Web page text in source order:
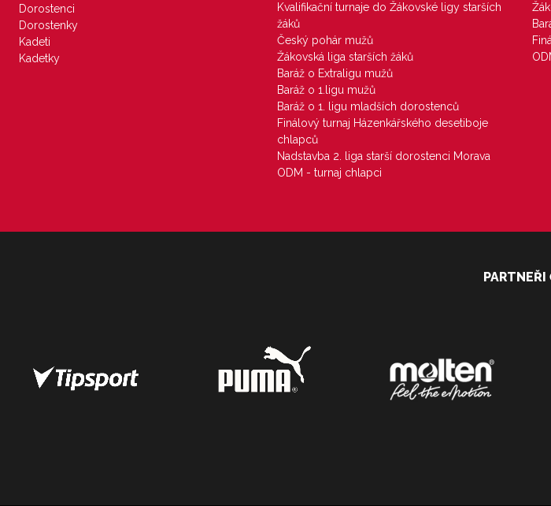
Dorostenci
Dorostenky
Kadeti
Kadetky
Kvalifikační turnaje do Žákovské ligy starších
žáků
Český pohár mužů
Žákovská liga starších žáků
Baráž o Extraligu mužů
Baráž o 1.ligu mužů
Baráž o 1. ligu mladších dorostenců
Finálový turnaj Házenkářského desetiboje
chlapců
Nadstavba 2. liga starší dorostenci Morava
ODM - turnaj chlapci
PARTNEŘI